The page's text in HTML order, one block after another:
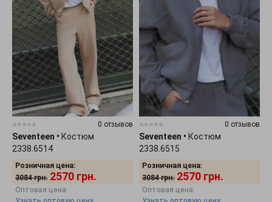
0 отзывов
Seventeen • Костюм
2338.6514
Розничная цена:
3084 грн. 2570 грн.
Оптовая цена:
0 отзывов
Seventeen • Костюм
2338.6515
Розничная цена:
3084 грн. 2570 грн.
Оптовая цена: